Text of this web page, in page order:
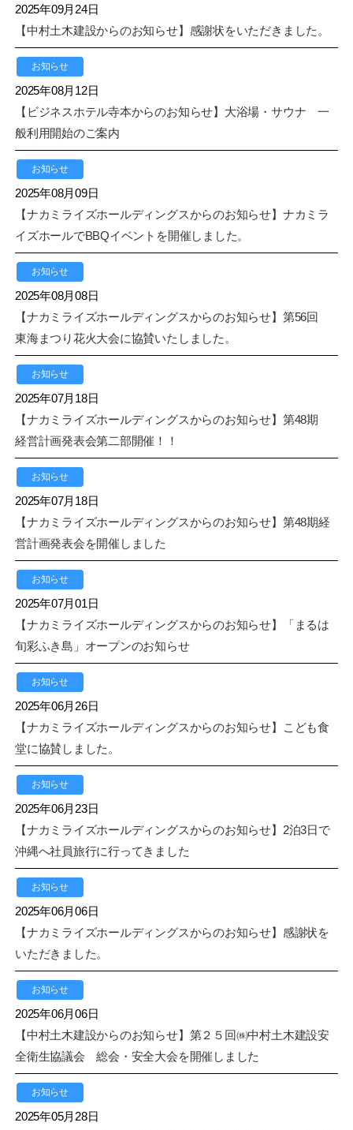
2025年09月24日
【中村土木建設からのお知らせ】感謝状をいただきました。
お知らせ
2025年08月12日
【ビジネスホテル寺本からのお知らせ】大浴場・サウナ 一
般利用開始のご案内
お知らせ
2025年08月09日
【ナカミライズホールディングスからのお知らせ】ナカミラ
イズホールでBBQイベントを開催しました。
お知らせ
2025年08月08日
【ナカミライズホールディングスからのお知らせ】第56回
東海まつり花火大会に協賛いたしました。
お知らせ
2025年07月18日
【ナカミライズホールディングスからのお知らせ】第48期
経営計画発表会第二部開催！！
お知らせ
2025年07月18日
【ナカミライズホールディングスからのお知らせ】第48期経
営計画発表会を開催しました
お知らせ
2025年07月01日
【ナカミライズホールディングスからのお知らせ】「まるは
旬彩ふき島」オープンのお知らせ
お知らせ
2025年06月26日
【ナカミライズホールディングスからのお知らせ】こども食
堂に協賛しました。
お知らせ
2025年06月23日
【ナカミライズホールディングスからのお知らせ】2泊3日で
沖縄へ社員旅行に行ってきました
お知らせ
2025年06月06日
【ナカミライズホールディングスからのお知らせ】感謝状を
いただきました。
お知らせ
2025年06月06日
【中村土木建設からのお知らせ】第２５回㈱中村土木建設安
全衛生協議会 総会・安全大会を開催しました
お知らせ
2025年05月28日